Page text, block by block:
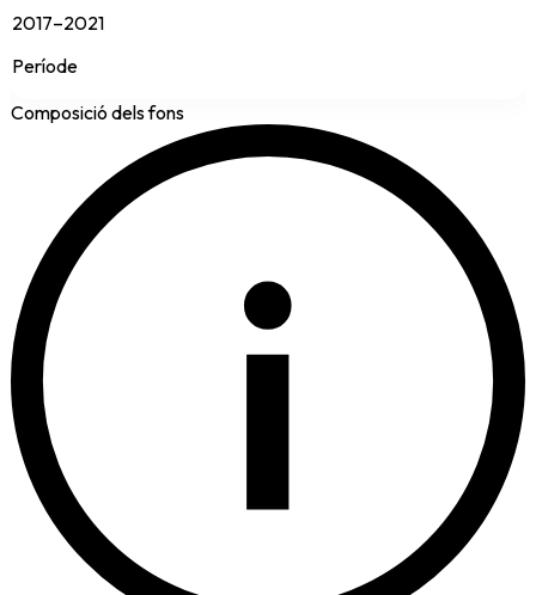
2017–2021
Període
Composició dels fons
i